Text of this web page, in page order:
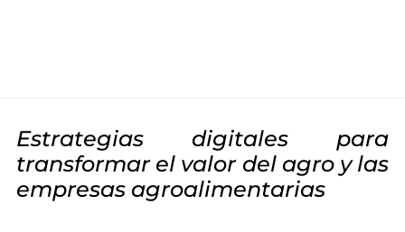
Estrategias digitales para
transformar el valor del agro y las
empresas agroalimentarias